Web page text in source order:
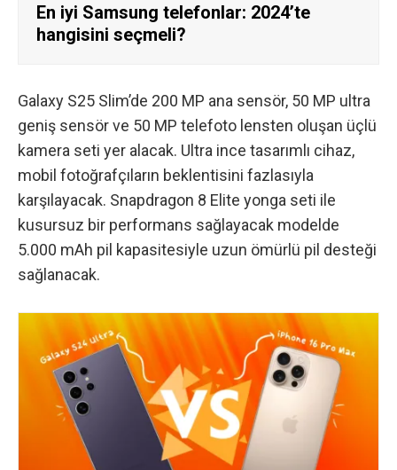
En iyi Samsung telefonlar: 2024’te
hangisini seçmeli?
Galaxy S25 Slim’de 200 MP ana sensör, 50 MP ultra
geniş sensör ve 50 MP telefoto lensten oluşan üçlü
kamera seti yer alacak. Ultra ince tasarımlı cihaz,
mobil fotoğrafçıların beklentisini fazlasıyla
karşılayacak. Snapdragon 8 Elite yonga seti ile
kusursuz bir performans sağlayacak modelde
5.000 mAh pil kapasitesiyle uzun ömürlü pil desteği
sağlanacak.